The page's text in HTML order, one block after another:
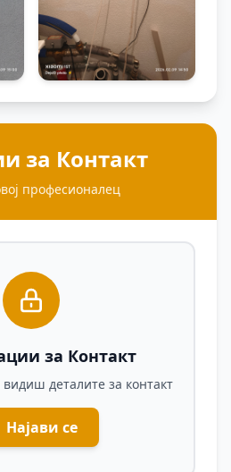
за Контакт
професионалец
за Контакт
видиш деталите за контакт
Најави се